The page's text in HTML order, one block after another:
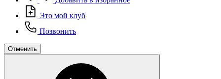
Это мой клуб
Позвонить
Отменить